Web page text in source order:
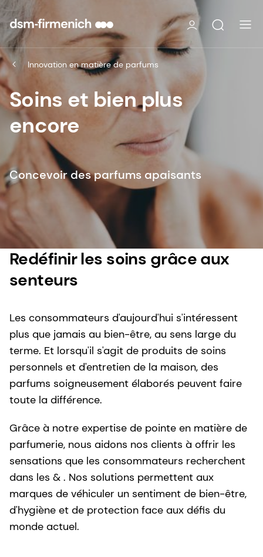
Innovation en matière de parfums
Soins et bien plus
encore
Concevoir des parfums apaisants
Redéfinir les soins grâce aux
senteurs
Les consommateurs d'aujourd'hui s'intéressent
plus que jamais au bien-être, au sens large du
terme. Et lorsqu'il s'agit de produits de soins
personnels et d'entretien de la maison, des
parfums soigneusement élaborés peuvent faire
toute la différence.
Grâce à notre expertise de pointe en matière de
parfumerie, nous aidons nos clients à offrir les
sensations que les consommateurs recherchent
dans les & . Nos solutions permettent aux
marques de véhiculer un sentiment de bien-être,
d'hygiène et de protection face aux défis du
monde actuel.